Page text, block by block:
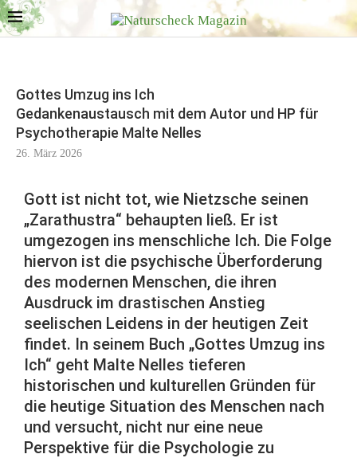
Gottes Umzug ins Ich
Gedankenaustausch mit dem Autor und HP für
Psychotherapie Malte Nelles
26. März 2026
Gott ist nicht tot, wie Nietzsche seinen
„Zarathustra“ behaupten ließ. Er ist
umgezogen ins menschliche Ich. Die Folge
hiervon ist die psychische Überforderung
des modernen Menschen, die ihren
Ausdruck im drastischen Anstieg
seelischen Leidens in der heutigen Zeit
findet. In seinem Buch „Gottes Umzug ins
Ich“ geht Malte Nelles tieferen
historischen und kulturellen Gründen für
die heutige Situation des Menschen nach
und versucht, nicht nur eine neue
Perspektive für die Psychologie zu